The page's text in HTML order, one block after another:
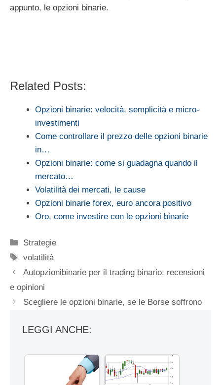
appunto, le opzioni binarie.
Related Posts:
Opzioni binarie: velocità, semplicità e micro-
investimenti
Come controllare il prezzo delle opzioni binarie
in…
Opzioni binarie: come si guadagna quando il
mercato…
Volatilità dei mercati, le cause
Opzioni binarie forex, euro ancora positivo
Oro, come investire con le opzioni binarie
Categorie
Strategie
Tag
volatilità
Autopzionibinarie per il trading binario: recensioni
e opinioni
Scegliere le opzioni binarie, se le Borse soffrono
LEGGI ANCHE: